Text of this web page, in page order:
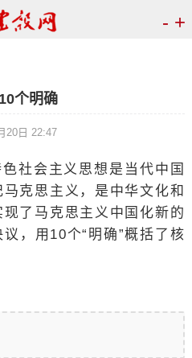
- +
个明确
20日 22:47
社会主义思想是当代中国
克思主义，是中华文化和
了马克思主义中国化新的
，用10个“明确”概括了核